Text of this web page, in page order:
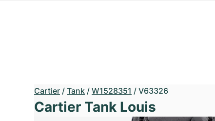
Cartier / Tank / W1528351 / V63326
Cartier Tank Louis